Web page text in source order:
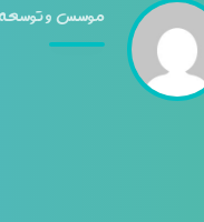
موسس و